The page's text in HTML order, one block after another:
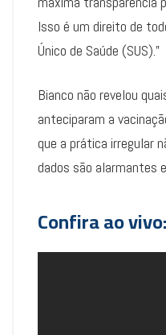
Isso é um direito de
Único de Saúde (SUS).”
Bianco não revelou
anteciparam a
que a prática irregular
dados são alarmantes
Confira ao vivo: